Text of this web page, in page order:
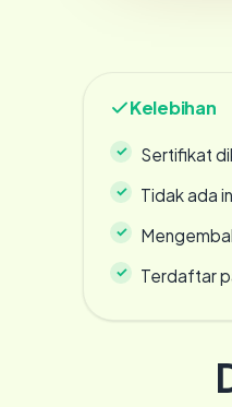
Kelebihan
Sertifikat
Tidak ada
Terdaftar